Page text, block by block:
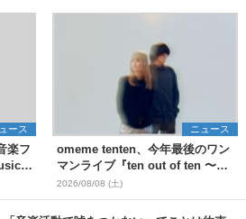
ース
楽フ
し
、
ニュース
omeme tenten、今年最後のワン
マンライブ『ten out of ten 〜
one man〜』を11月に開催決定
2026/08/08 (土)